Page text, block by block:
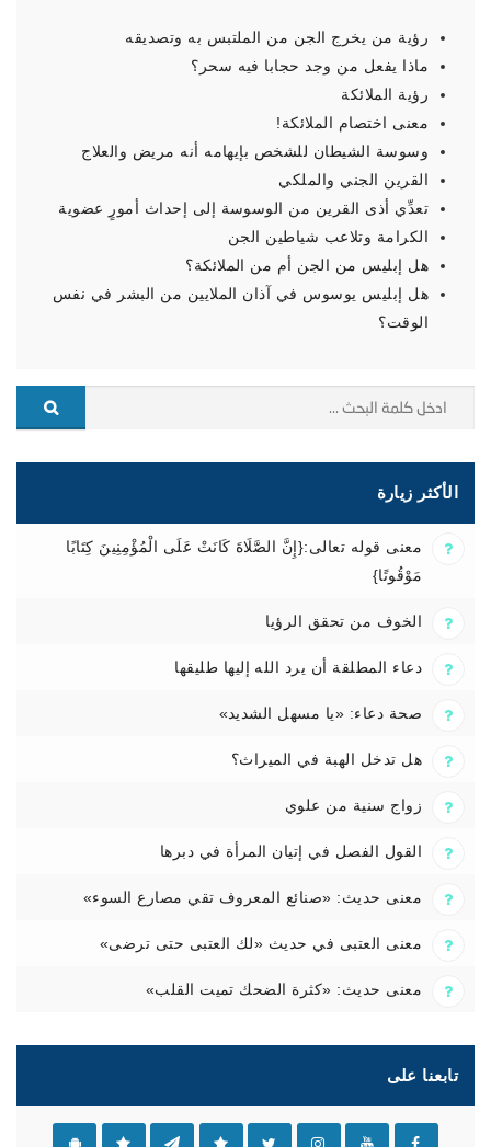
رؤية من يخرج الجن من الملتبس به وتصديقه
ماذا يفعل من وجد حجابا فيه سحر؟
رؤية الملائكة
معنى اختصام الملائكة!
وسوسة الشيطان للشخص بإيهامه أنه مريض والعلاج
القرين الجني والملكي
تعدِّي أذى القرين من الوسوسة إلى إحداث أمورٍ عضوية
الكرامة وتلاعب شياطين الجن
هل إبليس من الجن أم من الملائكة؟
هل إبليس يوسوس في آذان الملايين من البشر في نفس
الوقت؟
الأكثر زيارة
معنى قوله تعالى:{إِنَّ الصَّلَاةَ كَانَتْ عَلَى الْمُؤْمِنِينَ كِتَابًا
مَوْقُوتًا}
الخوف من تحقق الرؤيا
دعاء المطلقة أن يرد الله إليها طليقها
صحة دعاء: «يا مسهل الشديد»
هل تدخل الهبة في الميراث؟
زواج سنية من علوي
القول الفصل في إتيان المرأة في دبرها
معنى حديث: «صنائع المعروف تقي مصارع السوء»
معنى العتبى في حديث «لك العتبى حتى ترضى»
معنى حديث: «كثرة الضحك تميت القلب»
تابعنا على